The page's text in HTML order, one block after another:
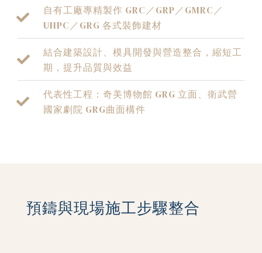
自有工廠專精製作 GRC／GRP／GMRC／
UHPC／GRG 各式裝飾建材
結合建築設計、模具開發與營造整合，縮短工
期，提升品質與效益
代表性工程：奇美博物館 GRG 立面、衛武營
國家劇院 GRG曲面構件
預鑄與現場施工步驟整合